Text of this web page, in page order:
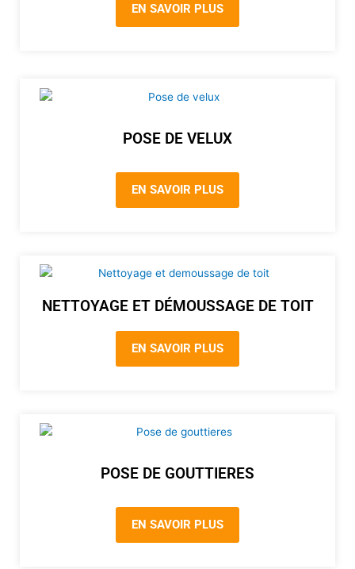
EN SAVOIR PLUS
POSE DE VELUX
EN SAVOIR PLUS
NETTOYAGE ET DÉMOUSSAGE DE TOIT
EN SAVOIR PLUS
POSE DE GOUTTIERES
EN SAVOIR PLUS